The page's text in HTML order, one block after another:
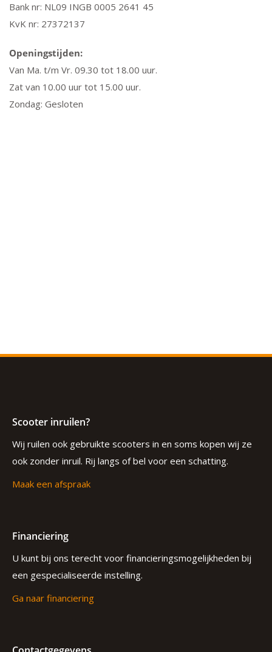
Bank nr: NL09 INGB 0005 2641 45
KvK nr: 27372137
Openingstijden:
Van Ma. t/m Vr. 09.30 tot 18.00 uur.
Zat van 10.00 uur tot 15.00 uur.
Zondag: Gesloten
Scooter inruilen?
Wij ruilen ook gebruikte scooters in en soms kopen wij ze
ook zonder inruil. Rij langs of bel voor een schatting.
Maak een afspraak
Financiering
U kunt bij ons terecht voor financieringsmogelijkheden bij
een gespecialiseerde instelling.
Ga naar financiering